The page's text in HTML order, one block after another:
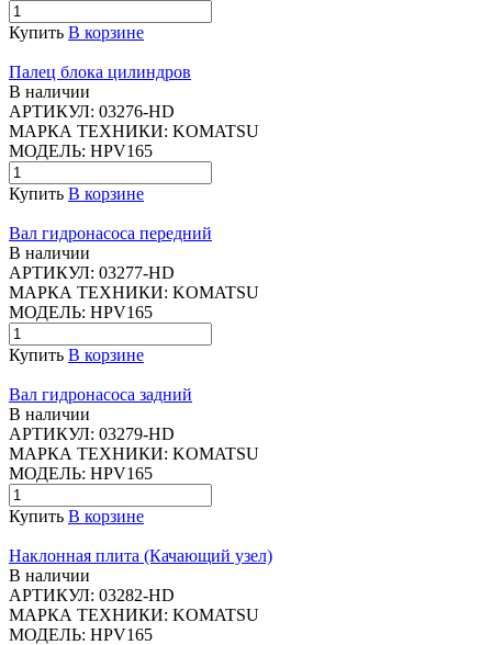
Купить В корзине
Палец блока цилиндров
В наличии
АРТИКУЛ: 03276-HD
МАРКА ТЕХНИКИ: KOMATSU
МОДЕЛЬ: HPV165
Купить В корзине
Вал гидронасоса передний
В наличии
АРТИКУЛ: 03277-HD
МАРКА ТЕХНИКИ: KOMATSU
МОДЕЛЬ: HPV165
Купить В корзине
Вал гидронасоса задний
В наличии
АРТИКУЛ: 03279-HD
МАРКА ТЕХНИКИ: KOMATSU
МОДЕЛЬ: HPV165
Купить В корзине
Наклонная плита (Качающий узел)
В наличии
АРТИКУЛ: 03282-HD
МАРКА ТЕХНИКИ: KOMATSU
МОДЕЛЬ: HPV165